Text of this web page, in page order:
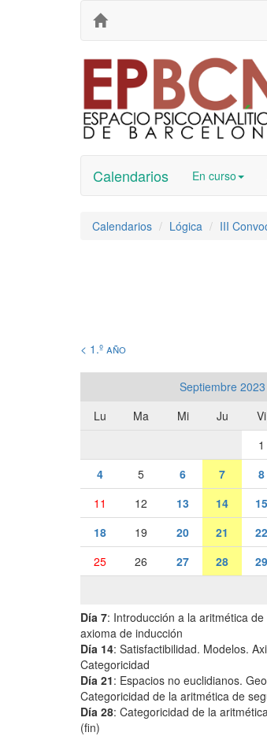
Calendarios En curso
Calendarios Lógica III
< 1.º año
Septiembre 2023
Lu
Ma Mi Ju Vi
1
4
5 6 7 8
11
12 13 14 15
18
19 20 21 22
25
26 27 28 29
Día 7: Introducción a la aritmética
axioma de inducción
Día 14: Satisfactibilidad. Modelos.
Categoricidad
Día 21: Espacios no euclidianos.
Categoricidad de la aritmética de
Día 28: Categoricidad de la
(fin)